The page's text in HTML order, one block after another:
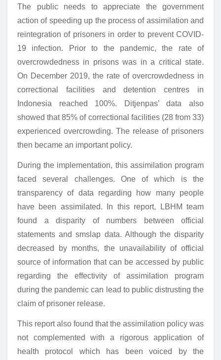
The public needs to appreciate the government
action of speeding up the process of assimilation and
reintegration of prisoners in order to prevent COVID-
19 infection. Prior to the pandemic, the rate of
overcrowdedness in prisons was in a critical state.
On December 2019, the rate of overcrowdedness in
correctional facilities and detention centres in
Indonesia reached 100%. Ditjenpas’ data also
showed that 85% of correctional facilities (28 from 33)
experienced overcrowding. The release of prisoners
then became an important policy.
During the implementation, this assimilation program
faced several challenges. One of which is the
transparency of data regarding how many people
have been assimilated. In this report, LBHM team
found a disparity of numbers between official
statements and smslap data. Although the disparity
decreased by months, the unavailability of official
source of information that can be accessed by public
regarding the effectivity of assimilation program
during the pandemic can lead to public distrusting the
claim of prisoner release.
This report also found that the assimilation policy was
not complemented with a rigorous application of
health protocol which has been voiced by the